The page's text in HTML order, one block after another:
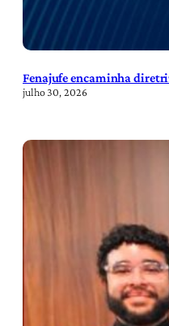
Fenajufe encaminha
julho 30, 2026